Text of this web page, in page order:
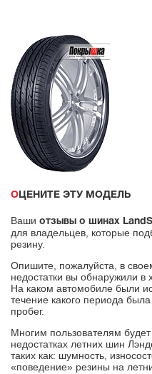
ОЦЕНИТЕ ЭТУ МОДЕЛЬ
Ваши отзывы о шинах
для владельцев, которые
резину.
Опишите, пожалуйста, в
недостатки вы обнаружили в
На каком автомобиле были
течение какого периода
пробег.
Многим пользователям
недостатках летних шин
таких как: шумность,
«поведение» резины на